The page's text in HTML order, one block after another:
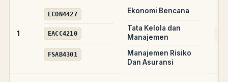
1
ECON4427
EACC4210
FSAB4301
Ekonomi Bencana
Tata Kelola dan
Manajemen
Manajemen Risiko
Dan Asuransi